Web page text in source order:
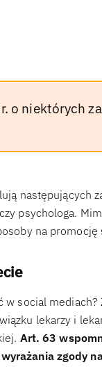
o niektórych
następujących
psychologa.
na promocję
w social
lekarzy i
Art. 63
zgody